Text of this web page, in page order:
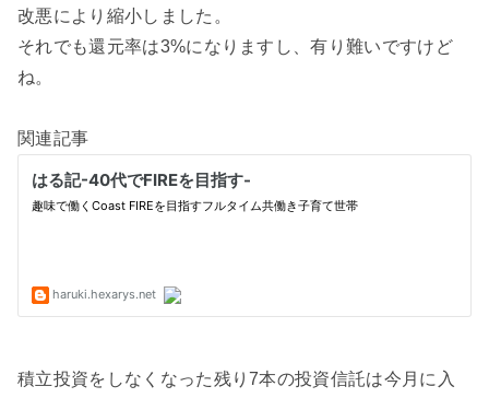
改悪により縮小しました。
それでも還元率は3%になりますし、有り難いですけど
ね。
関連記事
積立投資をしなくなった残り7本の投資信託は今月に入